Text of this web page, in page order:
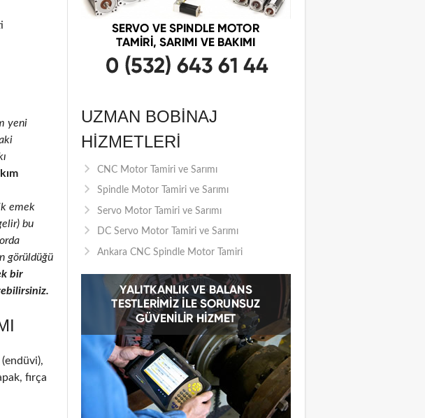
yeni
emek
bu
görüldüğü
bir
(endüvi),
fırça
UZMAN BOBINAJ
HIZMETLERI
CNC Motor Tamiri ve Sarımı
Spindle Motor Tamiri ve Sarımı
Servo Motor Tamiri ve Sarımı
DC Servo Motor Tamiri ve Sarımı
Ankara CNC Spindle Motor Tamiri